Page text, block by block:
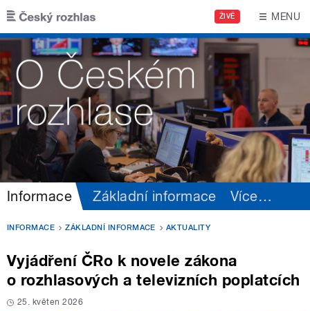
Přejít k hlavnímu obsahu
ŽIVĚ MENU
Informace Základní informace Více…
INFORMACE ZÁKLADNÍ INFORMACE AKTUALITY
Vyjádření ČRo k novele zákona
o rozhlasových a televizních poplatcích
25. květen 2026